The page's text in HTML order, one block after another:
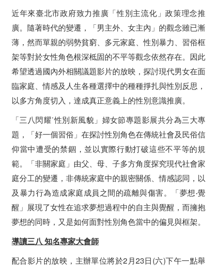
近年來臺北市政府致力推廣「性別主流化」政策理念推
廣。隨著時代的變遷，「男主外、女主內」的觀念雖已漸
薄，然而單親的弱勢貧窮、多元家庭、性別暴力、習俗框
架等對於女性角色根深柢固的不平等觀念依然存在。因此
希望透過國內外相關議題影片的放映，探討現代男女在面
臨家庭、情感及人生各種選擇中的種種掙扎與性別反思，
以多方角度切入，達成真正意義上的性別意識推廣。
「三八閃耀˙性別新風貌」婦女節專題影展共分為三大專
題，「好一個習俗」在探討性別角色在傳統社會及民俗信
仰當中遭受的禁錮，並以實際行動打破這些不平等的規
範。「非關家庭」由父、母、子多方角度探究現代社會家
庭分工的變遷，非傳統家庭中的親密關係、情感認同，以
及暴力行為造成家庭成員之間的疏離與傷害。「夢想‧覺
醒」展現了女性在追求夢想過程中的自主與覺醒，而擁抱
夢想的同時，又是如何面對性別角色當中的偏見與框架。
導讀三八 知名專家大會師
配合影片的放映，主辦單位將於2月23日(六)下午一點舉